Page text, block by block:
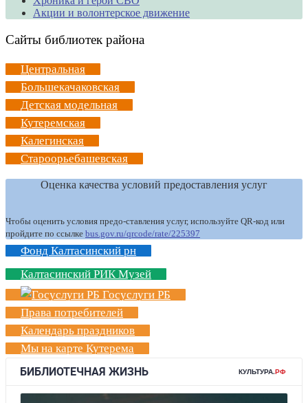
Акции и волонтерское движение
Сайты библиотек района
Центральная
Большекачаковская
Детская модельная
Кутеремская
Калегинская
Староорьебашевская
Оценка качества условий предоставления услуг
Чтобы оценить условия предо-ставления услуг, используйте QR-код или
пройдите по ссылке bus.gov.ru/qrcode/rate/225397
Фонд Калтасинский рн
Калтасинский РИК Музей
Госуслуги РБ
Права потребителей
Календарь праздников
Мы на карте Кутерема